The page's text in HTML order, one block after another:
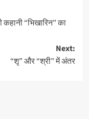
कहानी “भिखारिन” का
Next:
“शृ” और “श्री” में अंतर